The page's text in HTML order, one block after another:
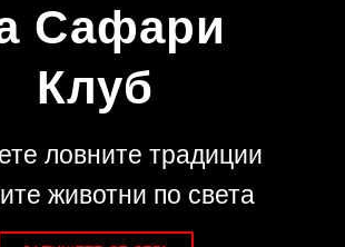
Сафари
Клуб
ловните традиции
животни по света